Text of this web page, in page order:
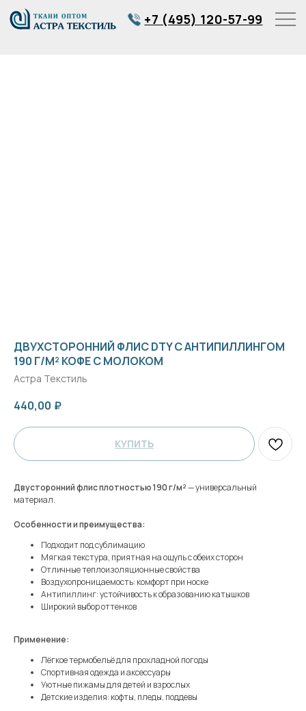
+7 (495) 120-57-99
ДВУХСТОРОННИЙ ФЛИС DTY С АНТИПИЛЛИНГОМ
190 Г/М² КОФЕ С МОЛОКОМ
Астра Текстиль
440,00 ₽
КУПИТЬ
Двусторонний флис плотностью 190 г/м²— универсальный
материал.
Особенности и преимущества:
Подходит под сублимацию
Мягкая текстура, приятная на ощупь с обеих сторон
Отличные теплоизоляционные свойства
Воздухопроницаемость: комфорт при носке
Антипиллинг: устойчивость к образованию катышков
Широкий выбор оттенков
Применение:
Лёгкое термобельё для прохладной погоды
Спортивная одежда и аксессуары
Уютные пижамы для детей и взрослых
Детские изделия: кофты, пледы, поддевы